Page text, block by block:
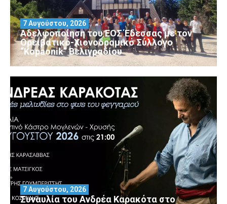
Αδελφοποίηση του ΕΟΣ Έδεσσας με τον
Ορειβατικό-Χιονοδρομικό Σύλλογο
“Kopaonik” Βελιγραδίου
7 Αυγούστου, 2026
Συναυλία του Ανδρέα Καρακότα στο
7 Αυγούστου, 2026